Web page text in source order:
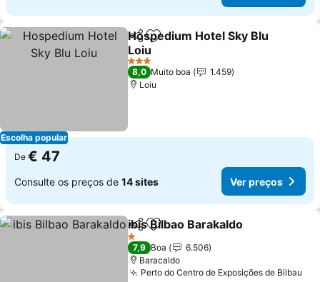
Escolha popular
PartilharAdicionar aos favoritos
Hospedium Hotel Sky Blu
Loiu
3 Estrelas
8,0 Muito boa
1.459
Loiu
De € 47
Consulte os preços de 14 sites Ver preços
PartilharAdicionar aos favoritos
ibis Bilbao Barakaldo
1 Estrelas
7,9 Boa
6.506
Baracaldo
Perto do Centro de Exposições de Bilbau